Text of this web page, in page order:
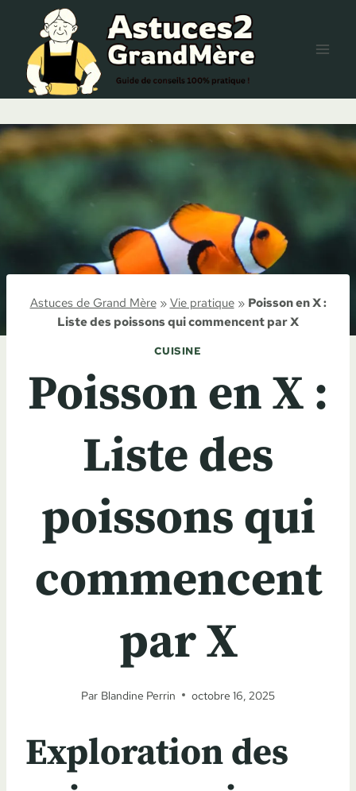
contenu
Astuces de Grand Mère»Vie pratique» Poisson en X :
Liste des poissons qui commencent par X
CUISINE
Poisson en X :
Liste des
poissons qui
commencent
par X
Par Blandine Perrin octobre 16, 2025
Exploration des